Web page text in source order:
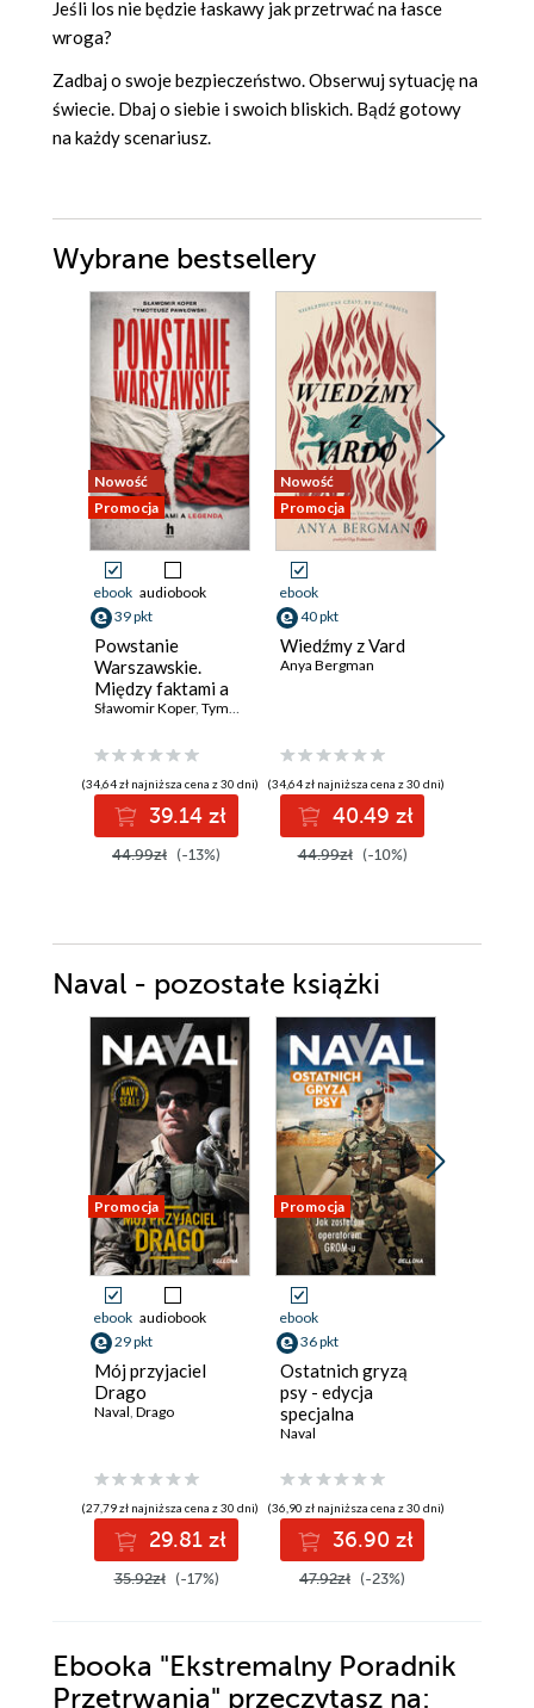
Jeśli los nie będzie łaskawy jak przetrwać na łasce
wroga?
Zadbaj o swoje bezpieczeństwo. Obserwuj sytuację na
świecie. Dbaj o siebie i swoich bliskich. Bądź gotowy
na każdy scenariusz.
Wybrane bestsellery
Nowość
Promocja
ebook audiobook
39 pkt
Powstanie
Warszawskie.
Między faktami a
legendą
Sławomir Koper, Tymoteusz Pawłowski
(34,64 zł najniższa cena z 30 dni)
39.14 zł
44.99zł (-13%)
Nowość
Promocja
ebook
40 pkt
Wiedźmy z Vard
Anya Bergman
(34,64 zł najniższa cena z 30 dni)
40.49 zł
44.99zł (-10%)
Naval - pozostałe książki
Promocja
ebook audiobook
29 pkt
Mój przyjaciel
Drago
Naval Drago
(27,79 zł najniższa cena z 30 dni)
29.81 zł
35.92zł (-17%)
Promocja
ebook
36 pkt
Ostatnich gryzą
psy - edycja
specjalna
limitowana
Naval
(36,90 zł najniższa cena z 30 dni)
36.90 zł
47.92zł (-23%)
Ebooka "Ekstremalny Poradnik
Przetrwania" przeczytasz na: